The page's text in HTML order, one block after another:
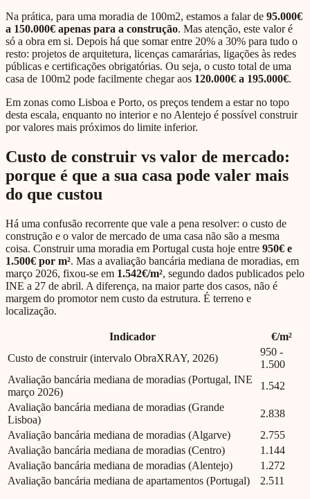
Na prática, para uma moradia de 100m2, estamos a falar de 95.000€
a 150.000€ apenas para a construção. Mas atenção, este valor é
só a obra em si. Depois há que somar entre 20% a 30% para tudo o
resto: projetos de arquitetura, licenças camarárias, ligações às redes
públicas e certificações obrigatórias. Ou seja, o custo total de uma
casa de 100m2 pode facilmente chegar aos 120.000€ a 195.000€.
Em zonas como Lisboa e Porto, os preços tendem a estar no topo
desta escala, enquanto no interior e no Alentejo é possível construir
por valores mais próximos do limite inferior.
Custo de construir vs valor de mercado:
porque é que a sua casa pode valer mais
do que custou
Há uma confusão recorrente que vale a pena resolver: o custo de
construção e o valor de mercado de uma casa não são a mesma
coisa. Construir uma moradia em Portugal custa hoje entre 950€ e
1.500€ por m². Mas a avaliação bancária mediana de moradias, em
março 2026, fixou-se em 1.542€/m², segundo dados publicados pelo
INE a 27 de abril. A diferença, na maior parte dos casos, não é
margem do promotor nem custo da estrutura. É terreno e
localização.
Indicador
€/m²
Custo de construir (intervalo ObraXRAY, 2026)
950 -
1.500
Avaliação bancária mediana de moradias (Portugal, INE
março 2026)
1.542
Avaliação bancária mediana de moradias (Grande
Lisboa)
2.838
Avaliação bancária mediana de moradias (Algarve)
2.755
Avaliação bancária mediana de moradias (Centro)
1.144
Avaliação bancária mediana de moradias (Alentejo)
1.272
Avaliação bancária mediana de apartamentos (Portugal)
2.511